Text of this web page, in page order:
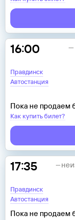
16:00
Правдинск
Автостанция
Пока не продаем
Как купить билет?
17:35
Правдинск
Автостанция
Пока не продаем